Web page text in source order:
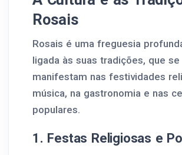
Rosais
Rosais é uma freguesia
ligada às suas tradições, que se
manifestam nas festividades
música, na gastronomia e nas
populares.
1. Festas Religiosas e